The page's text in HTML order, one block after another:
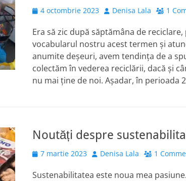
Posted
4 octombrie 2023 Author
Denisa Lala 1
Era să zic după săptămâna de
vocabularul nostru acest termen și
anumite deșeuri, avem tendința de a
colectăm în vederea reciclării, dacă și
nu mai ține de noi. Așadar, în perioada
Noutăți despre
Posted
7 martie 2023 Author
Denisa Lala 1
Sustenabilitatea este noua mea